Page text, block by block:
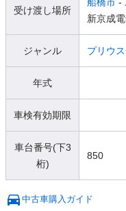
受け渡し場所
新京成
ジャンル プリウス
年式
車検有効期限
車台番号(下3
桁)
850
中古車購入ガイド